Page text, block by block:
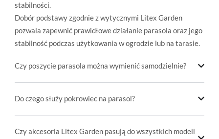
stabilności.
Dobór podstawy zgodnie z wytycznymi Litex Garden
pozwala zapewnić prawidłowe działanie parasola oraz jego
stabilność podczas użytkowania w ogrodzie lub na tarasie.
Czy poszycie parasola można wymienić samodzielnie?
Do czego służy pokrowiec na parasol?
Czy akcesoria Litex Garden pasują do wszystkich modeli